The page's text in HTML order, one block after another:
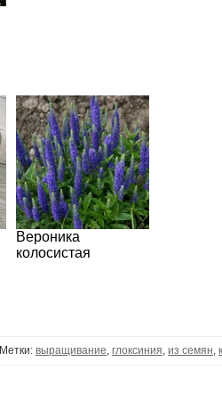
Вероника
колосистая
Метки: выращивание, глоксиния, из семян,